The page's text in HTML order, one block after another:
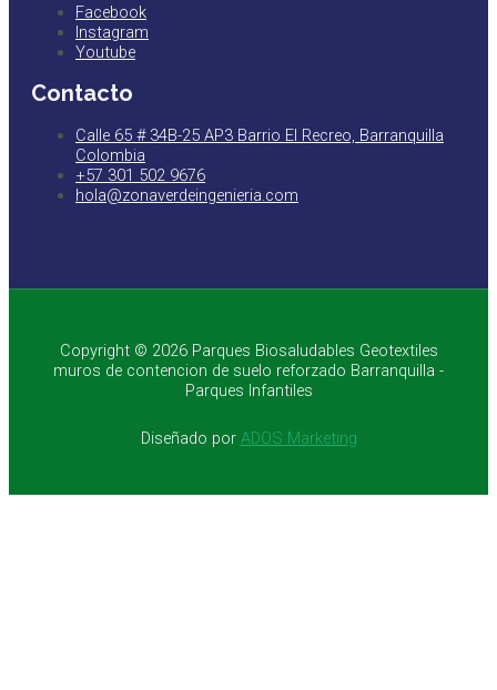
Facebook
Instagram
Youtube
Contacto
Calle 65 # 34B-25 AP3 Barrio El Recreo, Barranquilla
Colombia
+57 301 502 9676
hola@zonaverdeingenieria.com
Copyright © 2026 Parques Biosaludables Geotextiles
muros de contencion de suelo reforzado Barranquilla -
Parques Infantiles
Diseñado por ADOS Marketing